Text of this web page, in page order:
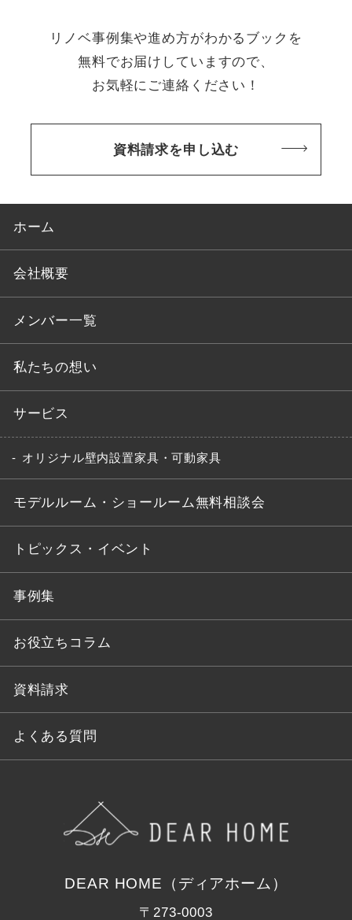
リノベ事例集や進め方がわかるブックを
無料でお届けしていますので、
お気軽にご連絡ください！
資料請求を申し込む
ホーム
会社概要
メンバー一覧
私たちの想い
サービス
オリジナル壁内設置家具・可動家具
モデルルーム・ショールーム無料相談会
トピックス・イベント
事例集
お役立ちコラム
資料請求
よくある質問
DEAR HOME（ディアホーム）
〒273-0003